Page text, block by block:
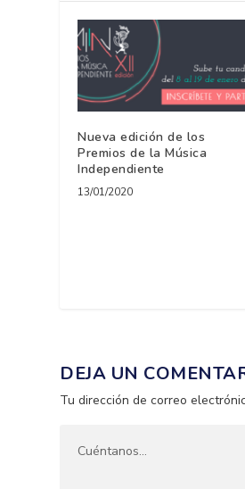
Nueva edición de los
Premios de la Música
Independiente
13/01/2020
DEJA UN
Tu dirección de correo